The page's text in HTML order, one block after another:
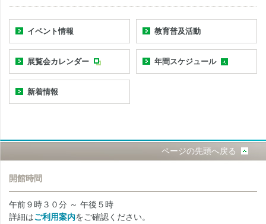
イベント情報 教育普及活動
展覧会カレンダー 年間スケジュール
新着情報
ページの先頭へ戻る
開館時間
午前９時３０分 ～ 午後５時
詳細はご利用案内をご確認ください。